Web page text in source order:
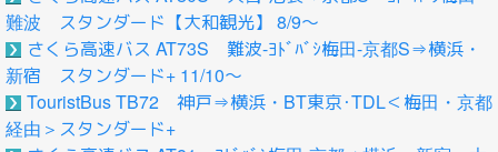
難波 スタンダード【大和観光】 8/9～
さくら高速バス AT73S 難波-ﾖﾄﾞﾊﾞｼ梅田-京都S⇒横浜・
新宿 スタンダード+ 11/10～
TouristBus TB72 神戸⇒横浜・BT東京･TDL＜梅田・京都
経由＞スタンダード+